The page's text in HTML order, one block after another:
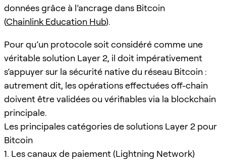
données grâce à l’ancrage dans Bitcoin
(Chainlink Education Hub).
Pour qu’un protocole soit considéré comme une
véritable solution Layer 2, il doit impérativement
s’appuyer sur la sécurité native du réseau Bitcoin :
autrement dit, les opérations effectuées off-chain
doivent être validées ou vérifiables via la blockchain
principale.
Les principales catégories de solutions Layer 2 pour
Bitcoin
1. Les canaux de paiement (Lightning Network)